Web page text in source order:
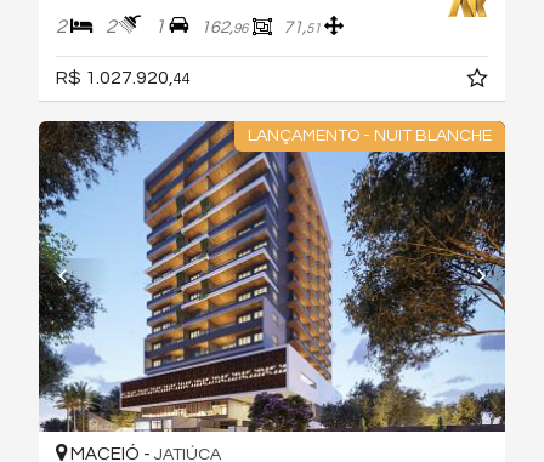
2 2 1 162,96 71,51
R$ 1.027.920, 44
LANÇAMENTO - NUIT BLANCHE
MACEIÓ - JATIÚCA